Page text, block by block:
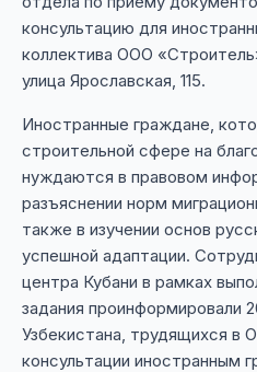
консультацию для
коллектива ООО
улица Ярославская, 115.
Иностранные граждане,
строительной сфере на
нуждаются в правовом
разъяснении норм
также в изучении основ
успешной адаптации.
центра Кубани в рамках
задания проинформировали
Узбекистана, трудящихся в
консультации иностранным